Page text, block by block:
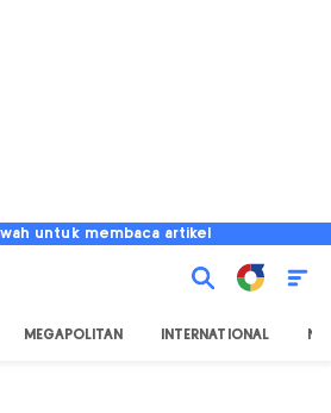
untuk membaca artikel
MEGAPOLITAN INTERNATIONAL